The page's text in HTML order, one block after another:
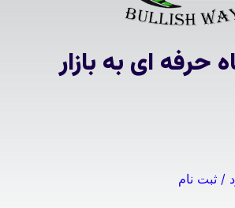
حرفه ای به بازار
/ ثبت نام